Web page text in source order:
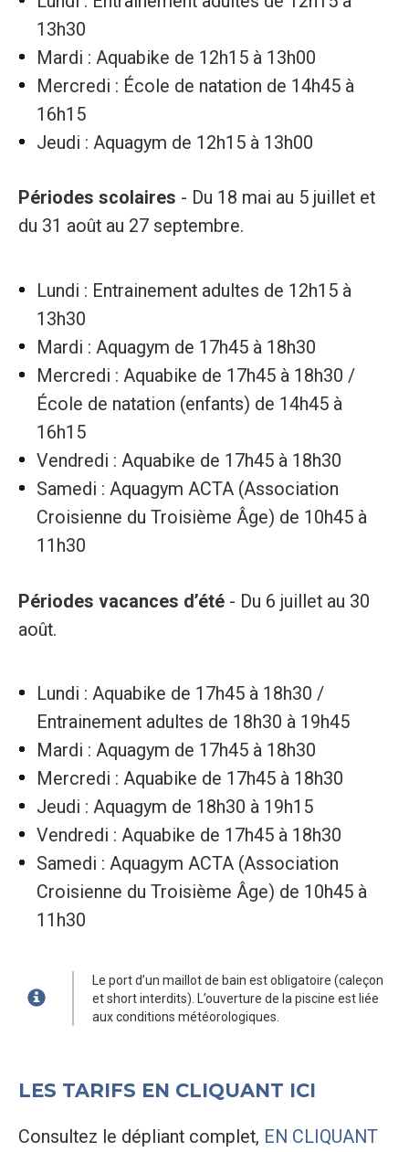
13h30
Mardi : Aquabike de 12h15 à 13h00
Mercredi : École de natation de 14h45 à
16h15
Jeudi : Aquagym de 12h15 à 13h00
Périodes scolaires - Du 18 mai au 5 juillet et
du 31 août au 27 septembre.
Lundi : Entrainement adultes de 12h15 à
13h30
Mardi : Aquagym de 17h45 à 18h30
Mercredi : Aquabike de 17h45 à 18h30 /
École de natation (enfants) de 14h45 à
16h15
Vendredi : Aquabike de 17h45 à 18h30
Samedi : Aquagym ACTA (Association
Croisienne du Troisième Âge) de 10h45 à
11h30
Périodes vacances d’été- Du 6 juillet au 30
août.
Lundi : Aquabike de 17h45 à 18h30 /
Entrainement adultes de 18h30 à 19h45
Mardi : Aquagym de 17h45 à 18h30
Mercredi : Aquabike de 17h45 à 18h30
Jeudi : Aquagym de 18h30 à 19h15
Vendredi : Aquabike de 17h45 à 18h30
Samedi : Aquagym ACTA (Association
Croisienne du Troisième Âge) de 10h45 à
11h30
Le port d’un maillot de bain est obligatoire (caleçon
et short interdits). L’ouverture de la piscine est liée
aux conditions météorologiques.
LES TARIFS EN CLIQUANT ICI
Consultez le dépliant complet, EN CLIQUANT